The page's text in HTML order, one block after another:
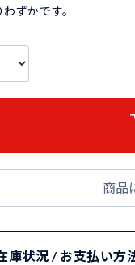
ずかです。
商品
庫状況 / お支払い方